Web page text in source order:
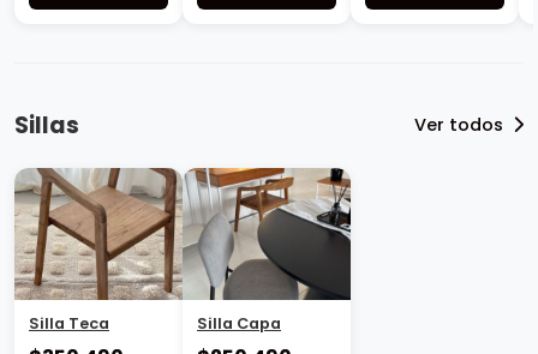
Sillas Ver todos
Silla Teca Silla Capa